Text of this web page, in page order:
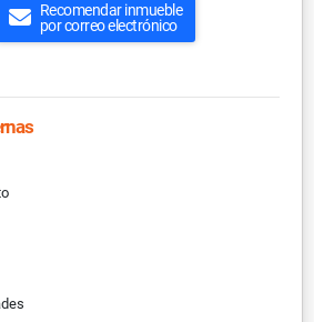
Recomendar inmueble
por correo electrónico